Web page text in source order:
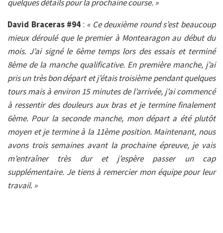
quelques détails pour la prochaine course. »
David Braceras #94 : « Ce deuxième round s’est beaucoup
mieux déroulé que le premier à Montearagon au début du
mois. J’ai signé le 6ème temps lors des essais et terminé
8ème de la manche qualificative. En première manche, j’ai
pris un très bon départ et j’étais troisième pendant quelques
tours mais à environ 15 minutes de l’arrivée, j’ai commencé
à ressentir des douleurs aux bras et je termine finalement
6ème. Pour la seconde manche, mon départ a été plutôt
moyen et je termine à la 11ème position. Maintenant, nous
avons trois semaines avant la prochaine épreuve, je vais
m’entraîner très dur et j’espère passer un cap
supplémentaire. Je tiens à remercier mon équipe pour leur
travail. »